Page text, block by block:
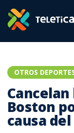
OTROS
Boston
causa